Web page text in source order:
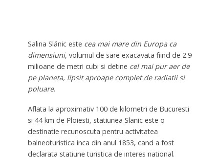
Salina Slănic este cea mai mare din Europa ca
dimensiuni, volumul de sare exacavata fiind de 2.9
milioane de metri cubi si detine cel mai pur aer de
pe planeta, lipsit aproape complet de radiatii si
poluare.
Aflata la aproximativ 100 de kilometri de Bucuresti
si 44 km de Ploiesti, statiunea Slanic este o
destinatie recunoscuta pentru activitatea
balneoturistica inca din anul 1853, cand a fost
declarata statiune turistica de interes national.